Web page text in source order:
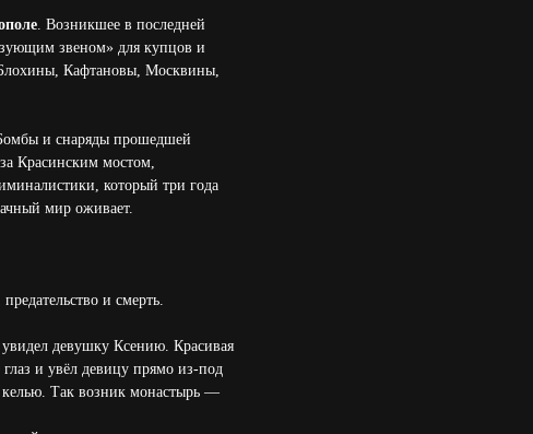
. Возникшее в последней
звеном» для купцов и
Кафтановы, Москвины,
и снаряды прошедшей
Красинским мостом,
который три года
мир оживает.
и смерть.
девушку Ксению. Красивая
и увёл девицу прямо из-под
Так возник монастырь —